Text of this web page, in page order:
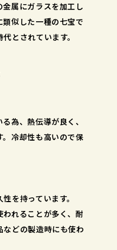
属にガラスを加工し
似した一種の七宝で
とされています。
為、熱伝導が良く、
冷却性も高いので保
を持っています。
れることが多く、耐
どの製造時にも使わ